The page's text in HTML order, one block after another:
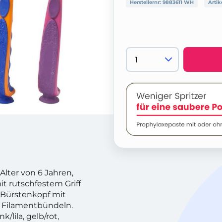
von 6 Jahren,
rutschfestem Griff
mit
lila, gelb/rot,
Herstellernr: 9883611 WH